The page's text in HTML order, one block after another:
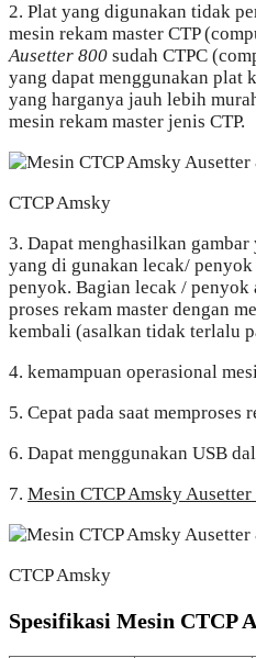
2. Plat yang digunakan tidak
mesin rekam master CTP
Ausetter 800 sudah CTPC
yang dapat menggunakan plat
yang harganya jauh lebih
mesin rekam master jenis CTP.
CTCP Amsky
3. Dapat menghasilkan
yang di gunakan lecak/
penyok. Bagian lecak / penyok
proses rekam master dengan
kembali (asalkan tidak terlalu
4. kemampuan operasional
5. Cepat pada saat memproses
6. Dapat menggunakan USB
7. Mesin CTCP Amsky Ausetter
CTCP Amsky
Spesifikasi Mesin CTCP